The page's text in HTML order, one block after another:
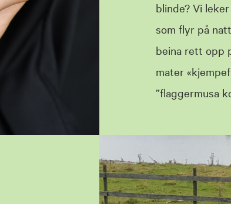
blinde? Vi
som flyr på
beina rett opp
mater
”flaggermusa